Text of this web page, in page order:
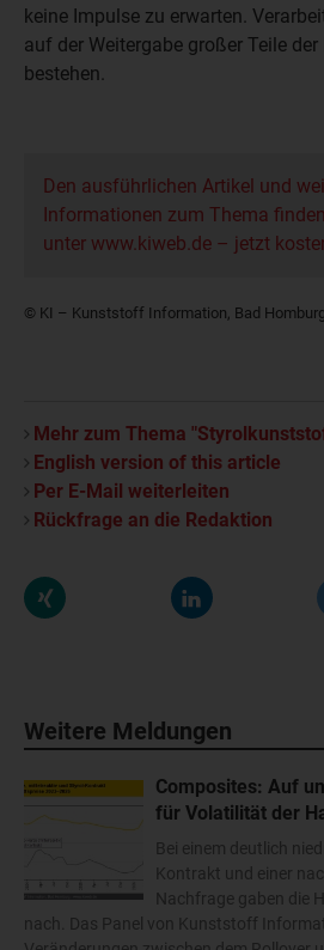
keine Impulse zu erwarten.
auf der Weitergabe großer Teile
bestehen.
Den ausführlichen Artikel und
Informationen zum Thema
unter www.kiweb.de – jetzt
© KI – Kunststoff Information, Bad Homburg
Mehr zum Thema
English version of this article
Per E-Mail weiterleiten
Rückfrage an die Redaktion
Weitere Meldungen
Composites: Auf
für Volatilität der
Bei einem deutlich
Kontrakt und einer
Nachfrage gaben die
nach. Das Panel von Kunststoff